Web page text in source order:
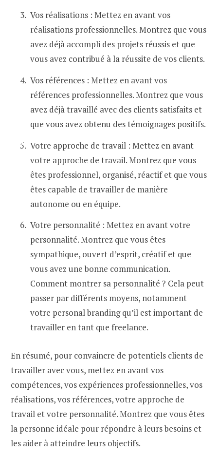
Vos réalisations : Mettez en avant vos
réalisations professionnelles. Montrez que vous
avez déjà accompli des projets réussis et que
vous avez contribué à la réussite de vos clients.
Vos références : Mettez en avant vos
références professionnelles. Montrez que vous
avez déjà travaillé avec des clients satisfaits et
que vous avez obtenu des témoignages positifs.
Votre approche de travail : Mettez en avant
votre approche de travail. Montrez que vous
êtes professionnel, organisé, réactif et que vous
êtes capable de travailler de manière
autonome ou en équipe.
Votre personnalité : Mettez en avant votre
personnalité. Montrez que vous êtes
sympathique, ouvert d’esprit, créatif et que
vous avez une bonne communication.
Comment montrer sa personnalité ? Cela peut
passer par différents moyens, notamment
votre personal branding qu’il est important de
travailler en tant que freelance.
En résumé, pour convaincre de potentiels clients de
travailler avec vous, mettez en avant vos
compétences, vos expériences professionnelles, vos
réalisations, vos références, votre approche de
travail et votre personnalité. Montrez que vous êtes
la personne idéale pour répondre à leurs besoins et
les aider à atteindre leurs objectifs.